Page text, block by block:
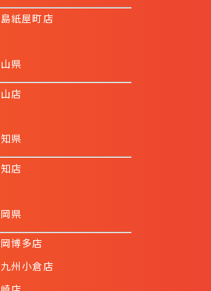
紙屋町店
県
店
県
店
県
博多店
州小倉店